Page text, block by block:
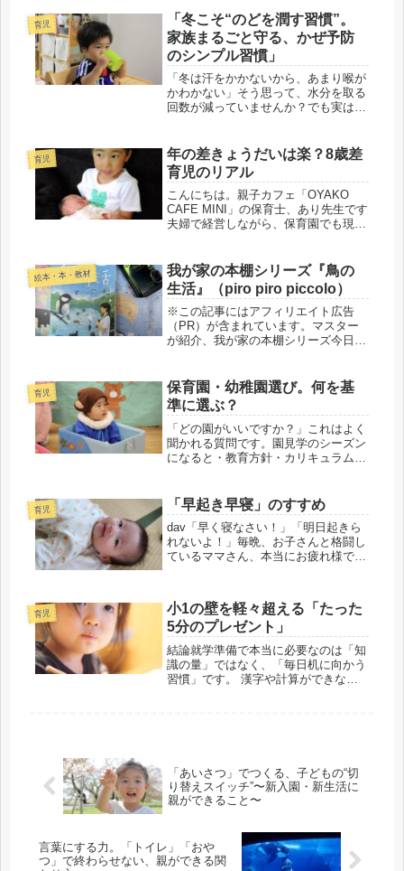
育児
「冬こそ“のどを潤す習慣”。
家族まるごと守る、かぜ予防
のシンプル習慣」
「冬は汗をかかないから、あまり喉が
かわかない」そう思って、水分を取る
回数が減っていませんか？でも実は、
めな水分補給」と、のど・はな風邪予
防の関係についてお話します。■ の...
育児
年の差きょうだいは楽？8歳差
育児のリアル
こんにちは。親子カフェ「OYAKO
CAFE MINI」の保育士、あり先生です
夫婦で経営しながら、保育園でも現役
て、日々の関わりを大切にしていま
す。カフェでお話ししていると...
絵本・本・教材
我が家の本棚シリーズ『鳥の
生活』（piro piro piccolo）
※この記事にはアフィリエイト広告
（PR）が含まれています。マスター
が紹介、我が家の本棚シリーズ今日
ます。(function(b,c,f,g,a,d,e)
{b.MoshimoA...
育児
保育園・幼稚園選び。何を基
準に選ぶ？
「どの園がいいですか？」これはよく
聞かれる質問です。園見学のシーズン
になると・教育方針・カリキュラム・
んな基準で園を選んでいるのかという
調査もあります。保育園・幼稚園を選
ぶ...
育児 「早起き早寝」のすすめ
dav「早く寝なさい！」「明日起きら
れないよ！」毎晩、お子さんと格闘し
ているママさん、本当にお疲れ様で
も、実はアプローチを少し変えるだけ
で、その悩みはスルッと解決するかも
しれ...
育児
小1の壁を軽々超える「たった
5分のプレゼント」
結論就学準備で本当に必要なのは「知
識の量」ではなく、「毎日机に向かう
習慣」です。 漢字や計算ができなく
「あいさつ」でつくる、子どもの“切
り替えスイッチ”〜新入園・新生活に
親ができること〜
言葉にする力。「トイレ」「おや
つ」で終わらせない、親ができる関